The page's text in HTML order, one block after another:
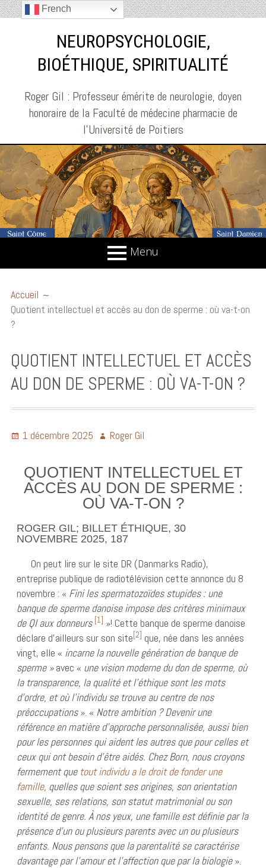
NEUROPSYCHOLOGIE,
BIOÉTHIQUE, SPIRITUALITÉ
Roger Gil : Professeur émérite de neurologie, doyen
honoraire de la Faculté de médecine pharmacie de
l'Université de Poitiers
Menu
Billets éthiques
communications
Conférences
Ouvrages
Audio et Vidéo
Accueil
Quotient intellectuel et accès au don de sperme : où va-t-on
?
QUOTIENT INTELLECTUEL ET ACCÈS
AU DON DE SPERME : OÙ VA-T-ON ?
1 décembre 2025 Roger Gil
QUOTIENT INTELLECTUEL ET
ACCÈS AU DON DE SPERME :
OÙ VA-T-ON ?
ROGER GIL; BILLET ÉTHIQUE, 30
NOVEMBRE 2025, 187
On peut lire sur le site DR (Danmarks Radio),
entreprise publique de radiotélévision cette annonce du 8
novembre : « Fini les spermatozoïdes stupides : une
banque de sperme danoise impose des critères minimaux
de QI aux donneurs [1] »! Cette banque de sperme danoise
déclare d’ailleurs sur son site[2] que, née dans les années
vingt, elle « incarne la nouvelle génération de banque de
sperme »avec « une vision moderne du don de sperme, où
la transparence, la qualité et l’éthique sont les mots
d’ordre, et où l’individu se trouve au centre de nos
préoccupations». « Notre ambition ? Devenir une
référence en matière d’approche personnalisée, aussi bien
pour les personnes qui aident les autres que pour celles et
ceux qui ont besoin d’être aidés. Chez Born, nous croyons
fermement que tout individu a le droit de fonder une
famille, quelles que soient ses origines, son orientation
sexuelle, ses relations, son statut matrimonial ou son
identité de genre. À nos yeux, une famille est définie par la
présence d’un ou plusieurs parents avec un ou plusieurs
enfants. Nous pensons que la parentalité se caractérise
davantage par l’amour et l’affection que par la biologie».
French